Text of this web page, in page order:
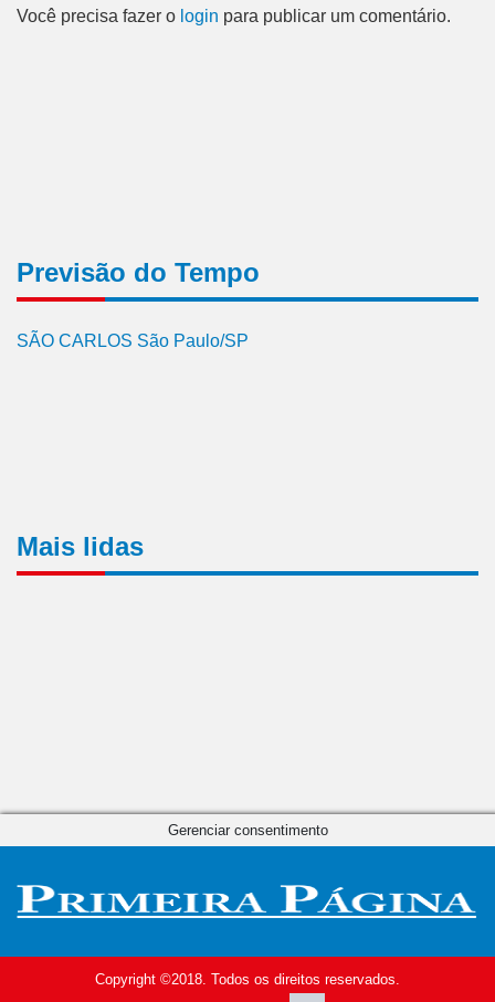
Você precisa fazer o login para publicar um comentário.
Previsão do Tempo
SÃO CARLOS São Paulo/SP
Mais lidas
Copyright ©2018. Todos os direitos reservados.
Gerenciar consentimento